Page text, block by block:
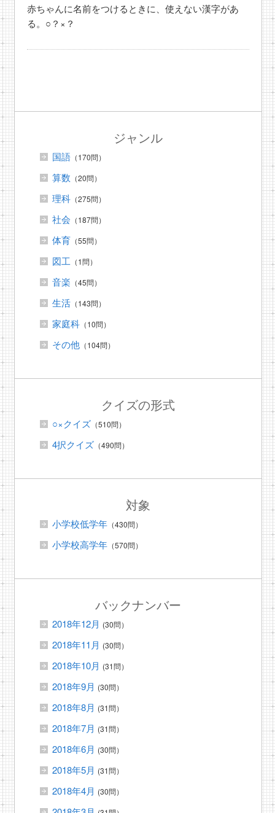
赤ちゃんに名前をつけるときに、使えない漢字があ
る。○？×？
ジャンル
国語（170問）
算数 （20問）
理科（275問）
社会 （187問）
体育（55問）
図工 （1問）
音楽 （45問）
生活（143問）
家庭科（10問）
その他（104問）
クイズの形式
○×クイズ（510問）
4択クイズ（490問）
対象
小学校低学年（430問）
小学校高学年（570問）
バックナンバー
2018年12月 (30問）
2018年11月 (30問）
2018年10月 (31問）
2018年9月 (30問）
2018年8月 (31問）
2018年7月 (31問）
2018年6月 (30問）
2018年5月 (31問）
2018年4月 (30問）